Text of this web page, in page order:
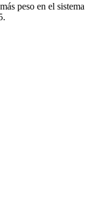
peso en el sistema